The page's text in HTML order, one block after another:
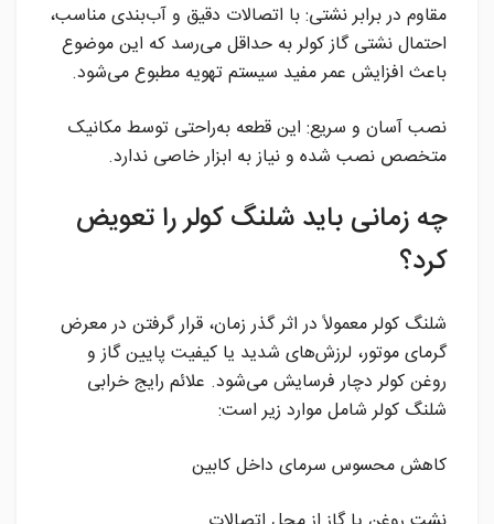
مقاوم در برابر نشتی: با اتصالات دقیق و آب‌بندی مناسب،
احتمال نشتی گاز کولر به حداقل می‌رسد که این موضوع
باعث افزایش عمر مفید سیستم تهویه مطبوع می‌شود.
نصب آسان و سریع: این قطعه به‌راحتی توسط مکانیک
متخصص نصب شده و نیاز به ابزار خاصی ندارد.
چه زمانی باید شلنگ کولر را تعویض
کرد؟
شلنگ کولر معمولاً در اثر گذر زمان، قرار گرفتن در معرض
گرمای موتور، لرزش‌های شدید یا کیفیت پایین گاز و
روغن کولر دچار فرسایش می‌شود. علائم رایج خرابی
شلنگ کولر شامل موارد زیر است:
کاهش محسوس سرمای داخل کابین